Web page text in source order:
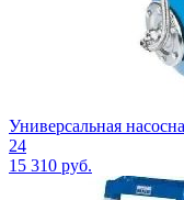
Универсальная
24
15 310 руб.